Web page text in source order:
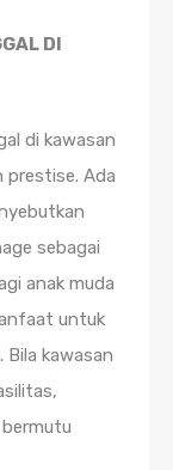
DI
di kawasan
prestise. Ada
sebagai
anak muda
untuk
kawasan